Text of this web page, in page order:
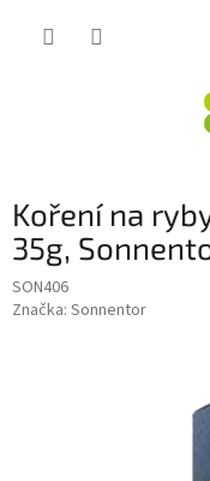
Koření na
35g,
SON406
Značka: Sonnentor